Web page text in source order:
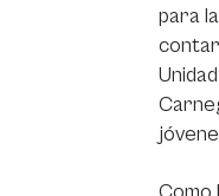
para